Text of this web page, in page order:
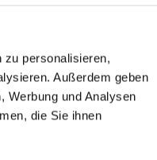
zu personalisieren,
Außerdem geben
Werbung und Analysen
die Sie ihnen